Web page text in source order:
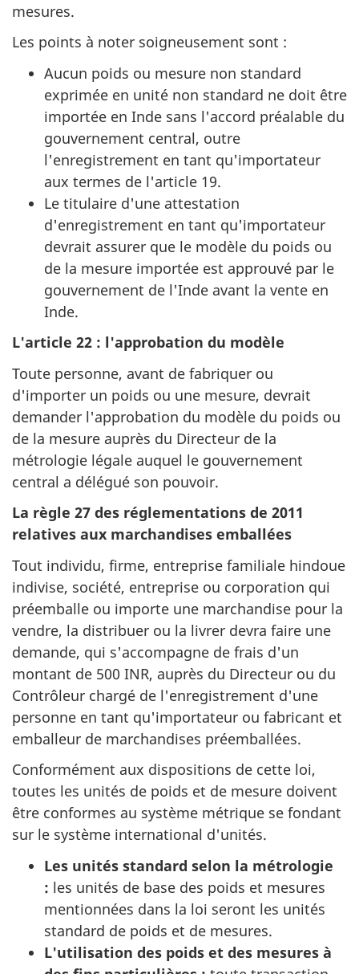
mesures.
Les points à noter soigneusement sont :
Aucun poids ou mesure non standard
exprimée en unité non standard ne doit être
importée en Inde sans l'accord préalable du
gouvernement central, outre
l'enregistrement en tant qu'importateur
aux termes de l'article 19.
Le titulaire d'une attestation
d'enregistrement en tant qu'importateur
devrait assurer que le modèle du poids ou
de la mesure importée est approuvé par le
gouvernement de l'Inde avant la vente en
Inde.
L'article 22 : l'approbation du modèle
Toute personne, avant de fabriquer ou
d'importer un poids ou une mesure, devrait
demander l'approbation du modèle du poids ou
de la mesure auprès du Directeur de la
métrologie légale auquel le gouvernement
central a délégué son pouvoir.
La règle 27 des réglementations de 2011
relatives aux marchandises emballées
Tout individu, firme, entreprise familiale hindoue
indivise, société, entreprise ou corporation qui
préemballe ou importe une marchandise pour la
vendre, la distribuer ou la livrer devra faire une
demande, qui s'accompagne de frais d'un
montant de 500 INR, auprès du Directeur ou du
Contrôleur chargé de l'enregistrement d'une
personne en tant qu'importateur ou fabricant et
emballeur de marchandises préemballées.
Conformément aux dispositions de cette loi,
toutes les unités de poids et de mesure doivent
être conformes au système métrique se fondant
sur le système international d'unités.
Les unités standard selon la métrologie
: les unités de base des poids et mesures
mentionnées dans la loi seront les unités
standard de poids et de mesures.
L'utilisation des poids et des mesures à